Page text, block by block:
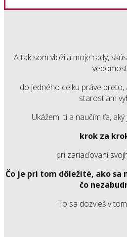
A tak som vložila moje rady,
do jedného celku práve
starostiam
Ukážem ti a naučím ťa,
krok za
pri zariaďovaní
Čo je pri tom dôležité, ako sa
čo
To sa dozvieš v